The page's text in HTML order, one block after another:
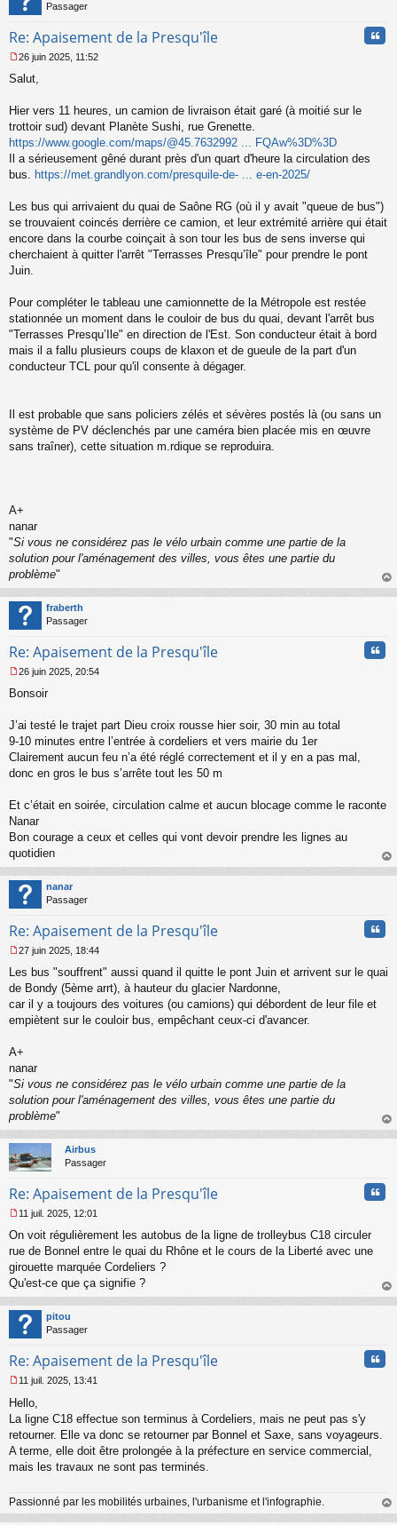
Passager
Re: Apaisement de la Presqu'île
e
s
g
e
n
o
u
26 juin 2025, 11:52
Salut,
Hier vers 11 heures, un camion de livraison était garé (à moitié sur le
trottoir sud) devant Planète Sushi, rue Grenette.
https://www.google.com/maps/@45.7632992 ... FQAw%3D%3D
Il a sérieusement gêné durant près d'un quart d'heure la circulation des
bus. https://met.grandlyon.com/presquile-de- ... e-en-2025/
Les bus qui arrivaient du quai de Saône RG (où il y avait "queue de bus")
se trouvaient coincés derrière ce camion, et leur extrémité arrière qui était
encore dans la courbe coinçait à son tour les bus de sens inverse qui
cherchaient à quitter l'arrêt "Terrasses Presqu’île" pour prendre le pont
Juin.
Pour compléter le tableau une camionnette de la Métropole est restée
stationnée un moment dans le couloir de bus du quai, devant l'arrêt bus
"Terrasses Presqu’Ile" en direction de l'Est. Son conducteur était à bord
mais il a fallu plusieurs coups de klaxon et de gueule de la part d'un
conducteur TCL pour qu'il consente à dégager.
Il est probable que sans policiers zélés et sévères postés là (ou sans un
système de PV déclenchés par une caméra bien placée mis en œuvre
sans traîner), cette situation m.rdique se reproduira.
A+
nanar
"Si vous ne considérez pas le vélo urbain comme une partie de la
solution pour l'aménagement des villes, vous êtes une partie du
problème"
au
fraberth
Passager
Re: Apaisement de la Presqu'île
e
s
a
g
e
n
n
u
26 juin 2025, 20:54
Bonsoir
J’ai testé le trajet part Dieu croix rousse hier soir, 30 min au total
9-10 minutes entre l’entrée à cordeliers et vers mairie du 1er
Clairement aucun feu n’a été réglé correctement et il y en a pas mal,
donc en gros le bus s’arrête tout les 50 m
Et c’était en soirée, circulation calme et aucun blocage comme le raconte
Nanar
Bon courage a ceux et celles qui vont devoir prendre les lignes au
quotidien
au
nanar
Passager
Re: Apaisement de la Presqu'île
e
s
s
g
n
o
n
u
27 juin 2025, 18:44
Les bus "souffrent" aussi quand il quitte le pont Juin et arrivent sur le quai
de Bondy (5ème arrt), à hauteur du glacier Nardonne,
car il y a toujours des voitures (ou camions) qui débordent de leur file et
empiètent sur le couloir bus, empêchant ceux-ci d'avancer.
A+
nanar
"Si vous ne considérez pas le vélo urbain comme une partie de la
solution pour l'aménagement des villes, vous êtes une partie du
problème"
au
Airbus
Passager
Re: Apaisement de la Presqu'île
e
s
s
g
n
o
l
u
11 juil. 2025, 12:01
On voit régulièrement les autobus de la ligne de trolleybus C18 circuler
rue de Bonnel entre le quai du Rhône et le cours de la Liberté avec une
girouette marquée Cordeliers ?
Qu'est-ce que ça signifie ?
au
pitou
Passager
Re: Apaisement de la Presqu'île
e
s
s
g
e
11 juil. 2025, 13:41
Hello,
La ligne C18 effectue son terminus à Cordeliers, mais ne peut pas s'y
retourner. Elle va donc se retourner par Bonnel et Saxe, sans voyageurs.
A terme, elle doit être prolongée à la préfecture en service commercial,
mais les travaux ne sont pas terminés.
Passionné par les mobilités urbaines, l'urbanisme et l'infographie.
au